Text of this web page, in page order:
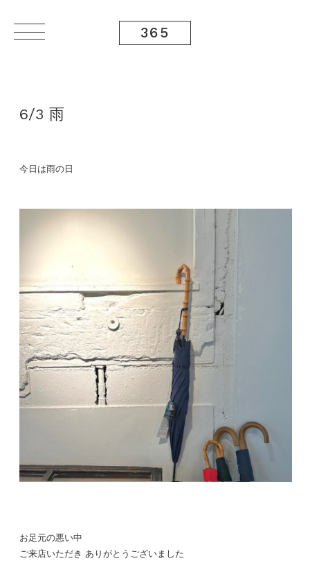
365
6/3 雨
今日は雨の日
お足元の悪い中
ご来店いただき ありがとうございました